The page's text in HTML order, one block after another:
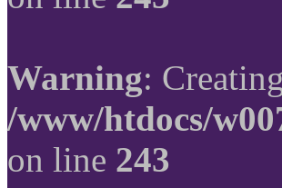
Warning:
/www/htdocs/
on line 243